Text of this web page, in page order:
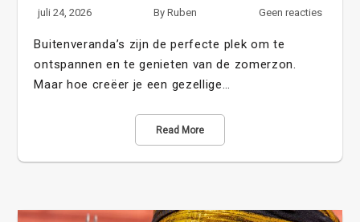
juli 24, 2026 By Ruben Geen reacties
Buitenveranda’s zijn de perfecte plek om te
ontspannen en te genieten van de zomerzon.
Maar hoe creëer je een gezellige…
Read More